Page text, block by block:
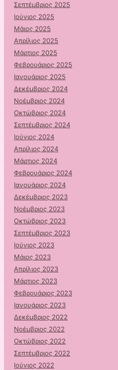
Σεπτέμβριος 2025
Ιούνιος 2025
Μάιος 2025
Απρίλιος 2025
Μάρτιος 2025
Φεβρουάριος 2025
Ιανουάριος 2025
Δεκέμβριος 2024
Νοέμβριος 2024
Οκτώβριος 2024
Σεπτέμβριος 2024
Ιούνιος 2024
Απρίλιος 2024
Μάρτιος 2024
Φεβρουάριος 2024
Ιανουάριος 2024
Δεκέμβριος 2023
Νοέμβριος 2023
Οκτώβριος 2023
Σεπτέμβριος 2023
Ιούνιος 2023
Μάιος 2023
Απρίλιος 2023
Μάρτιος 2023
Φεβρουάριος 2023
Ιανουάριος 2023
Δεκέμβριος 2022
Νοέμβριος 2022
Οκτώβριος 2022
Σεπτέμβριος 2022
Ιούνιος 2022